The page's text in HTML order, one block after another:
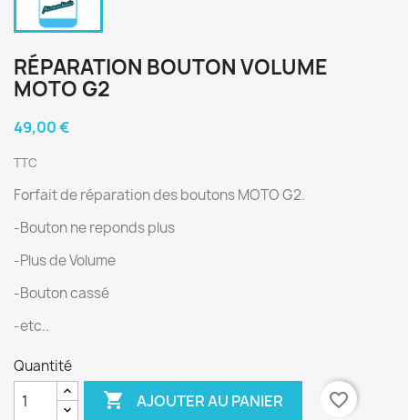
RÉPARATION BOUTON VOLUME
MOTO G2
49,00 €
TTC
Forfait de réparation des boutons MOTO G2.
-Bouton ne reponds plus
-Plus de Volume
-Bouton cassé
-etc..
Quantité
 AJOUTER AU PANIER favorite_border